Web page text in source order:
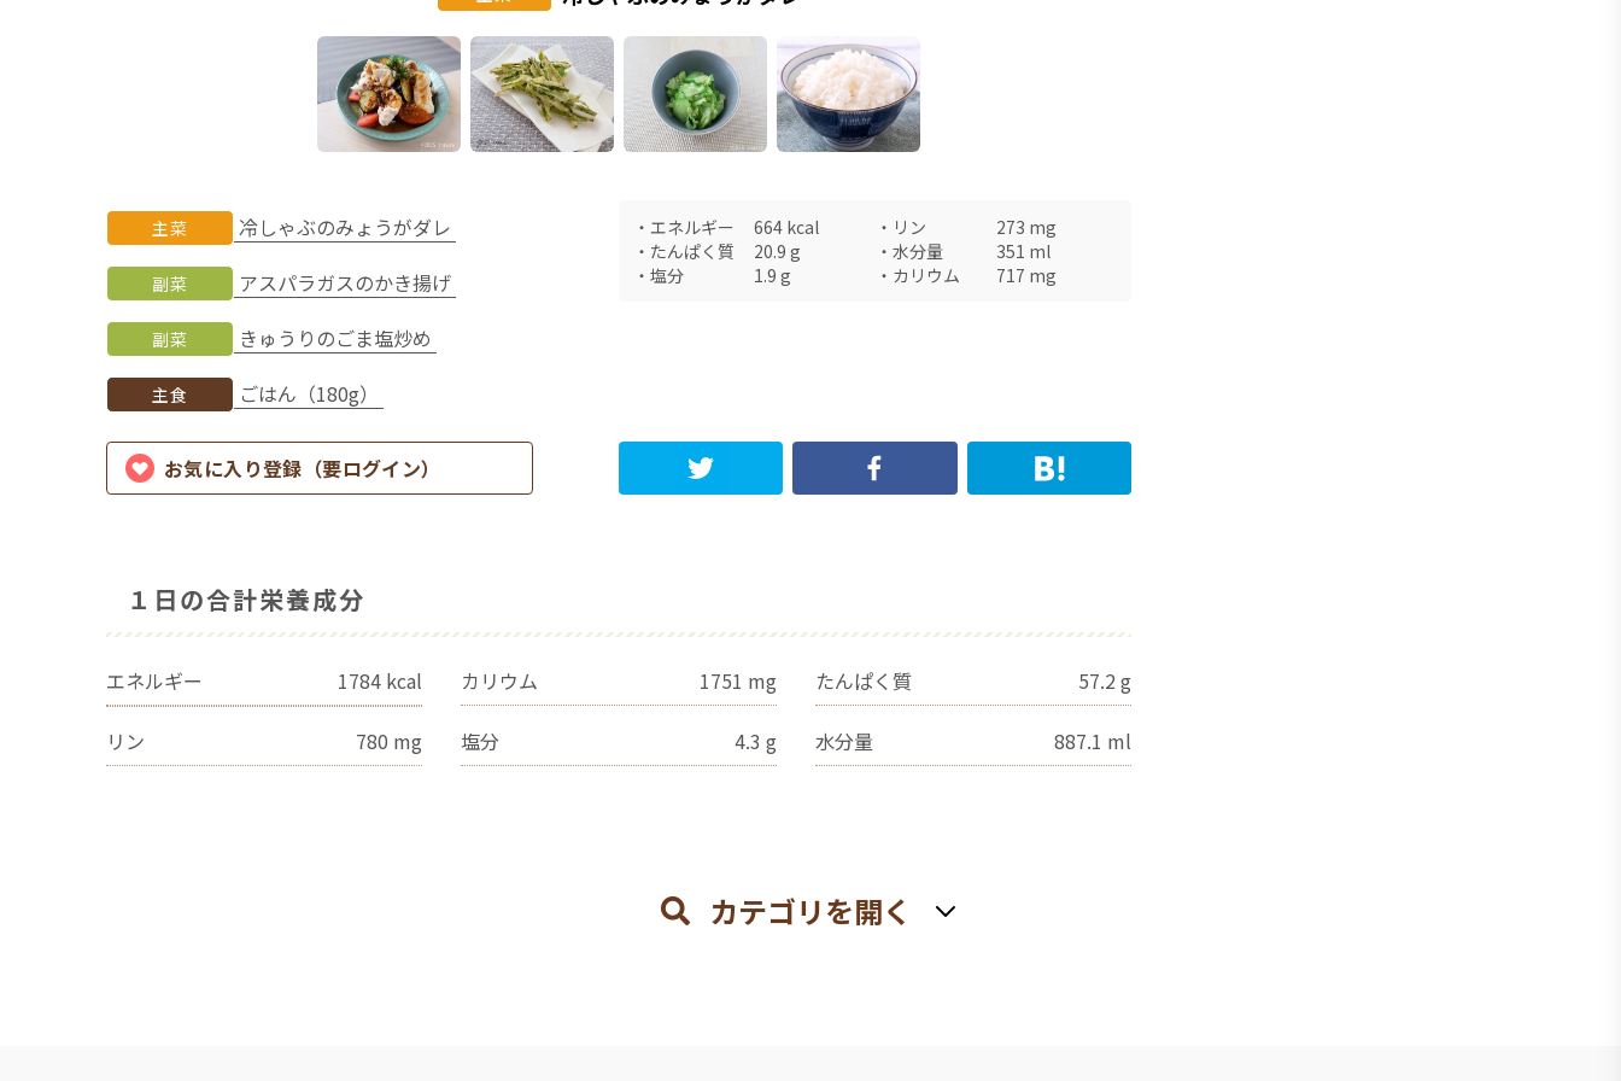
主菜 冷しゃぶのみょうがダレ
副菜 アスパラガスのかき揚げ
副菜 きゅうりのごま塩炒め
主食 ごはん（180g）
・ エネルギー 664 kcal ・ リン 273 mg
・ たんぱく質 20.9 g ・ 水分量 351 ml
・ 塩分 1.9 g ・ カリウム 717 mg
お気に入り登録（要ログイン）
１日の合計栄養成分
エネルギー 1784 kcal カリウム 1751 mg たんぱく質 57.2 g
リン 780 mg 塩分 4.3 g 水分量 887.1 ml
カテゴリを開く